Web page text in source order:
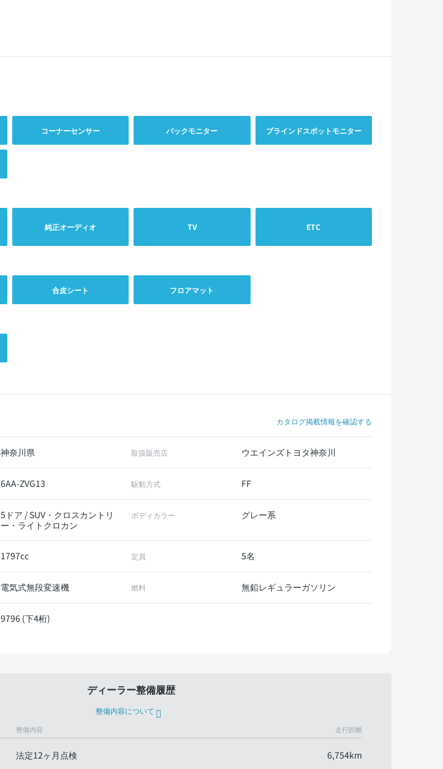
コーナーセンサー バックモニター ブラインドスポットモニター
純正オーディオ TV ETC
合皮シート フロアマット
カタログ掲載情報を確認する
神奈川県 取扱販売店 ウエインズトヨタ神奈川
6AA-ZVG13 駆動方式 FF
5ドア / SUV・クロスカントリ
ー・ライトクロカン
ボディカラー グレー系
1797cc 定員 5名
電気式無段変速機 燃料 無鉛レギュラーガソリン
9796 (下4桁)
ディーラー整備履歴
整備内容について
整備内容 走行距離
法定12ヶ月点検 6,754km